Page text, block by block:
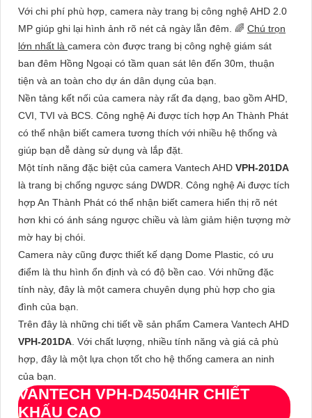
Với chi phí phù hợp, camera này trang bị công nghệ AHD 2.0
MP giúp ghi lại hình ảnh rõ nét cả ngày lẫn đêm. 🌈 Chú trọn
lớn nhất là camera còn được trang bị công nghệ giám sát
ban đêm Hồng Ngoại có tầm quan sát lên đến 30m, thuận
tiện và an toàn cho dự án dân dụng của bạn.
Nền tảng kết nối của camera này rất đa dạng, bao gồm AHD,
CVI, TVI và BCS. Công nghệ Ai được tích hợp An Thành Phát
có thể nhận biết camera tương thích với nhiều hệ thống và
giúp bạn dễ dàng sử dụng và lắp đặt.
Một tính năng đặc biệt của camera Vantech AHD VPH-201DA
là trang bị chống ngược sáng DWDR. Công nghệ Ai được tích
hợp An Thành Phát có thể nhận biết camera hiển thị rõ nét
hơn khi có ánh sáng ngược chiều và làm giảm hiện tượng mờ
mờ hay bị chói.
Camera này cũng được thiết kế dạng Dome Plastic, có ưu
điểm là thu hình ổn định và có độ bền cao. Với những đặc
tính này, đây là một camera chuyên dụng phù hợp cho gia
đình của bạn.
Trên đây là những chi tiết về sản phẩm Camera Vantech AHD
VPH-201DA . Với chất lượng, nhiều tính năng và giá cả phù
hợp, đây là một lựa chọn tốt cho hệ thống camera an ninh
của bạn.
VANTECH VPH-D4504HR CHIẾT
KHẤU CAO